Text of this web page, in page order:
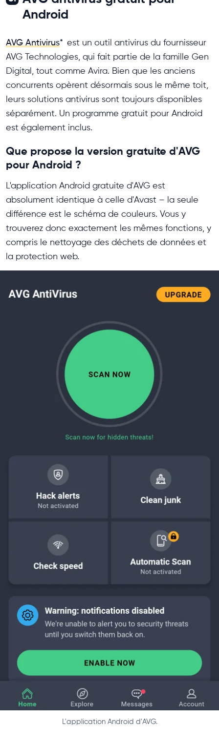
Android
AVG Antivirus* est un outil antivirus du fournisseur
AVG Technologies, qui fait partie de la famille Gen
Digital, tout comme Avira. Bien que les anciens
concurrents opèrent désormais sous le même toit,
leurs solutions antivirus sont toujours disponibles
séparément. Un programme gratuit pour Android
est également inclus.
Que propose la version gratuite d'AVG
pour Android ?
L'application Android gratuite d'AVG est
absolument identique à celle d'Avast – la seule
différence est le schéma de couleurs. Vous y
trouverez donc exactement les mêmes fonctions, y
compris le nettoyage des déchets de données et
la protection web.
L'application Android d'AVG.